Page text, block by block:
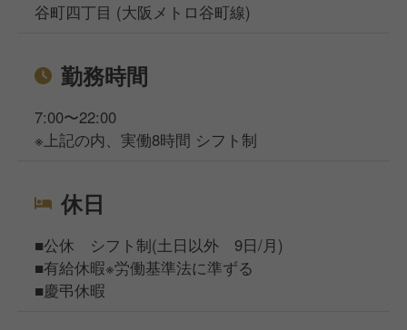
谷町四丁目 (大阪メトロ谷町線)
勤務時間
7:00〜22:00
※上記の内、実働8時間 シフト制
休日
■公休 シフト制(土日以外 9日/月)
■有給休暇※労働基準法に準ずる
■慶弔休暇